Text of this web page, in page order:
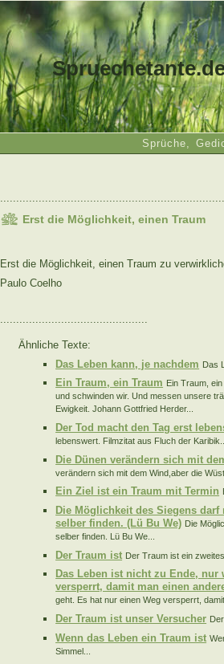
Sprüche,
Erst die Möglichkeit, einen Traum
Erst die Möglichkeit, einen Traum zu
Paulo Coelho
Ähnliche Texte:
Das Leben kann, je nachdem Das
Ein Traum, ein Traum Ein Traum,
und schwinden wir. Und messen unsere
Ewigkeit. Johann Gottfried Herder...
Der Tod macht den Tag erst
lebenswert. Filmzitat aus Fluch der Karibik...
Die Dünen verändern sich mit
verändern sich mit dem Wind,aber die
Ein Ziel ist ein Traum mit Termin
Die Möglichkeit des Siegens
selber finden. (Lü Bu We) Die
selber finden. Lü Bu We...
Der Traum ist Der Traum ist ein
Das Leben ist nicht zu Ende,
versperrt, damit man einen
geht. Es hat nur einen Weg versperrt,
Der Traum ist unser Versucher
Wenn das Leben ein Traum ist
Simmel...